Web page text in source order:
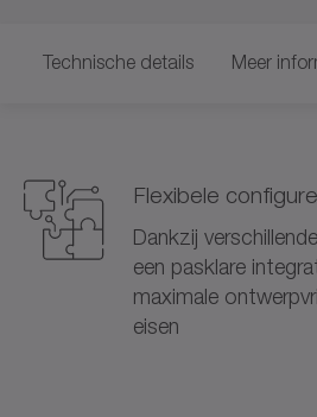
Technische details Meer
Flexibele
Dankzij
een pasklare
maximale
eisen